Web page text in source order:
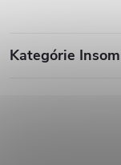
Kategórie